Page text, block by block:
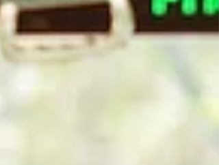
DiscoverEU et le goût du voyage ne les a plus
quittées ! À travers une expo-rétrospective
ponctuée de témoignages et d’échanges
conviviaux autour d’un pot